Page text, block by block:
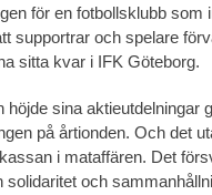
för en fotbollsklubb
supportrar och spelare
sitta kvar i IFK Göteborg.
höjde sina aktieutdelningar
på årtionden. Och det
i mataffären. Det
solidaritet och